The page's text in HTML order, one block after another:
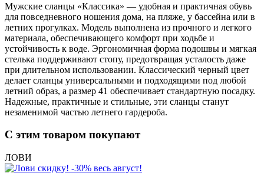
Мужские сланцы «Классика» — удобная и практичная обувь
для повседневного ношения дома, на пляже, у бассейна или в
летних прогулках. Модель выполнена из прочного и легкого
материала, обеспечивающего комфорт при ходьбе и
устойчивость к воде. Эргономичная форма подошвы и мягкая
стелька поддерживают стопу, предотвращая усталость даже
при длительном использовании. Классический черный цвет
делает сланцы универсальными и подходящими под любой
летний образ, а размер 41 обеспечивает стандартную посадку.
Надежные, практичные и стильные, эти сланцы станут
незаменимой частью летнего гардероба.
С этим товаром покупают
ЛОВИ